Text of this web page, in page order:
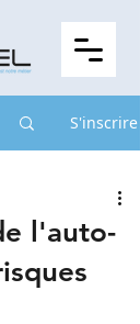
S'inscrire
l'auto-